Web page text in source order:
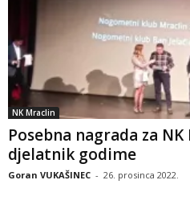
NK Mraclin
Posebna nagrada za
djelatnik godime
Goran VUKAŠINEC - 26. prosinca 2022.